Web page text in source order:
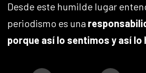
Desde este humilde lugar
periodismo es una
porque así lo sentimos y así lo